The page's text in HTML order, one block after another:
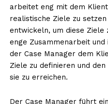
arbeitet eng mit dem
realistische Ziele zu
entwickeln, um diese Ziele
enge Zusammenarbeit
der Case Manager dem
Ziele zu definieren und
sie zu erreichen.
Der Case Manager führt